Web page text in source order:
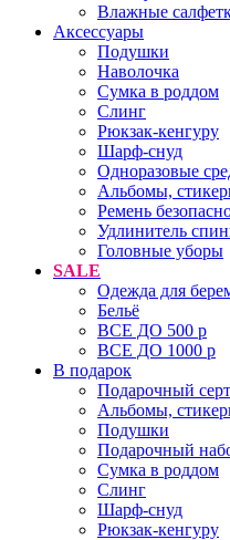
Влажные
Аксессуары
Подушки
Наволочка
Сумка в роддом
Cлинг
Рюкзак-кенгуру
Шарф-снуд
Одноразовые
Альбомы,
Ремень
Удлинитель
Головные уборы
SALE
Одежда для
Бельё
ВСЕ ДО 500 р
ВСЕ ДО 1000 р
В подарок
Подарочный
Альбомы,
Подушки
Подарочный
Сумка в роддом
Слинг
Шарф-снуд
Рюкзак-кенгуру